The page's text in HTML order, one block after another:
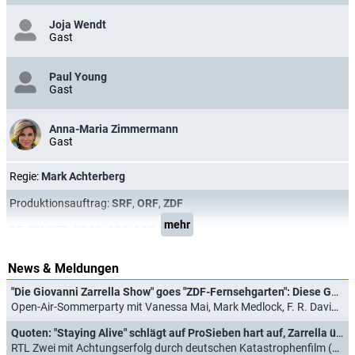
Joja Wendt
Gast
Paul Young
Gast
Anna-Maria Zimmermann
Gast
Regie: Mark Achterberg
Produktionsauftrag:SRF, ORF, ZDF
ZDF
mehr
News & Meldungen
"Die Giovanni Zarrella Show" goes "ZDF-Fernsehgarten": Diese Gäste sind am 29. August 2026 dabei
Open-Air-Sommerparty mit Vanessa Mai, Mark Medlock, F. R. David und Sarah Brightman (20.07.2026)
Quoten: "Staying Alive" schlägt auf ProSieben hart auf, Zarrella übertrumpft "DSDS"
RTL Zwei mit Achtungserfolg durch deutschen Katastrophenfilm (26.04.2026)